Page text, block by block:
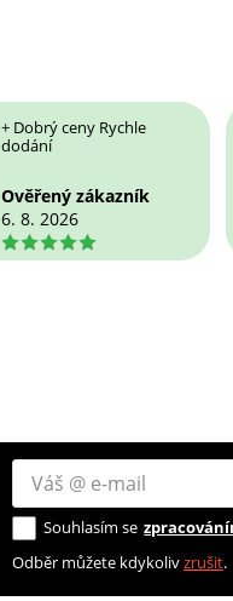
+ Dobrý ceny Rychle
dodání
Ověřený zákazník
6. 8. 2026
5
Souhlasím se
Odběr můžete kdykolivzrušit.